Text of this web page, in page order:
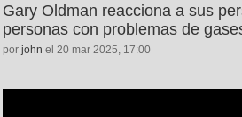
Gary Oldman reacciona a sus
personas con problemas de
por john el 20 mar 2025, 17:00